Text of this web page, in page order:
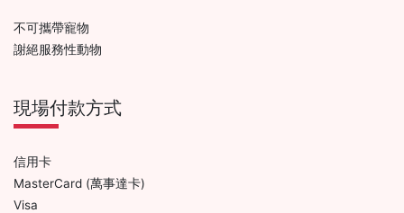
不可攜帶寵物
謝絕服務性動物
現場付款方式
信用卡
MasterCard (萬事達卡)
Visa